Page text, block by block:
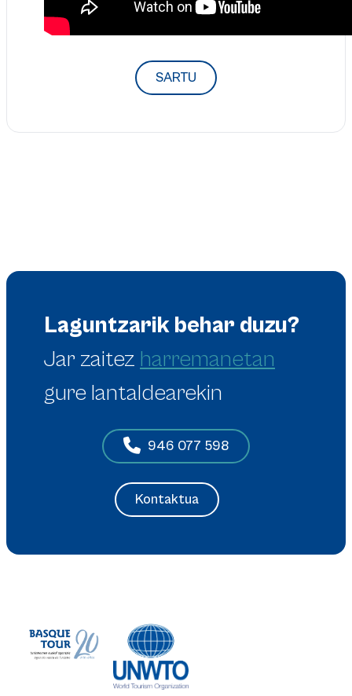
SARTU
Laguntzarik behar duzu?
Jar zaitez harremanetan
gure lantaldearekin
946 077 598
Kontaktua